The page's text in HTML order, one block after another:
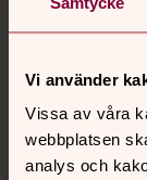
Vi använder
Vissa av våra
webbplatsen
analys och
Hitta snabbt